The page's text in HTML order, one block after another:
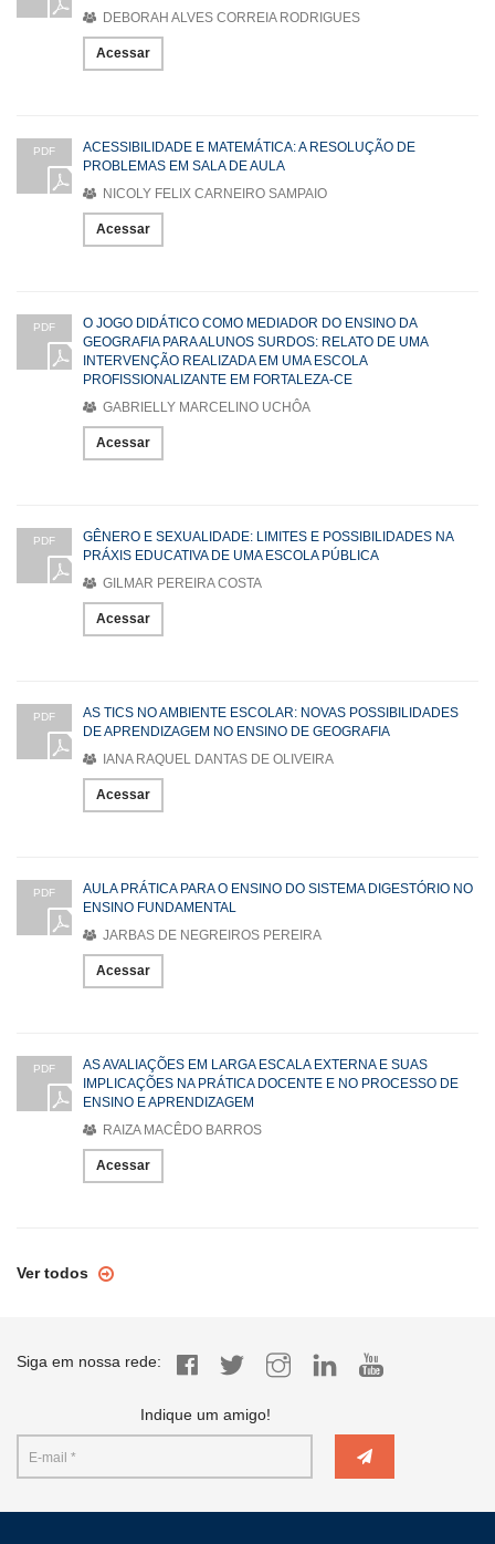
DEBORAH ALVES CORREIA RODRIGUES
Acessar
PDF
ACESSIBILIDADE E MATEMÁTICA: A RESOLUÇÃO DE
PROBLEMAS EM SALA DE AULA
NICOLY FELIX CARNEIRO SAMPAIO
Acessar
PDF
O JOGO DIDÁTICO COMO MEDIADOR DO ENSINO DA
GEOGRAFIA PARA ALUNOS SURDOS: RELATO DE UMA
INTERVENÇÃO REALIZADA EM UMA ESCOLA
PROFISSIONALIZANTE EM FORTALEZA-CE
GABRIELLY MARCELINO UCHÔA
Acessar
PDF
GÊNERO E SEXUALIDADE: LIMITES E POSSIBILIDADES NA
PRÁXIS EDUCATIVA DE UMA ESCOLA PÚBLICA
GILMAR PEREIRA COSTA
Acessar
PDF
AS TICS NO AMBIENTE ESCOLAR: NOVAS POSSIBILIDADES
DE APRENDIZAGEM NO ENSINO DE GEOGRAFIA
IANA RAQUEL DANTAS DE OLIVEIRA
Acessar
PDF
AULA PRÁTICA PARA O ENSINO DO SISTEMA DIGESTÓRIO NO
ENSINO FUNDAMENTAL
JARBAS DE NEGREIROS PEREIRA
Acessar
PDF
AS AVALIAÇÕES EM LARGA ESCALA EXTERNA E SUAS
IMPLICAÇÕES NA PRÁTICA DOCENTE E NO PROCESSO DE
ENSINO E APRENDIZAGEM
RAIZA MACÊDO BARROS
Acessar
Ver todos
Siga em nossa rede:
Indique um amigo!